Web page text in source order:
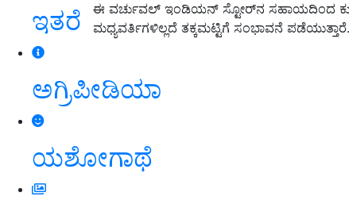
ಇತರೆ
ಅಗ್ರಿಪೀಡಿಯಾ
ಯಶೋಗಾಥೆ
ಈ ವರ್ಚುವಲ್ ಇಂಡಿಯನ್ ಸ್ಟೋರ್‌ನ ಸಹಾಯದಿಂದ
ಮಧ್ಯವರ್ತಿಗಳಿಲ್ಲದೆ ತಕ್ಕಮಟ್ಟಿಗೆ ಸಂಭಾವನೆ ಪಡೆಯುತ್ತಾರೆ.